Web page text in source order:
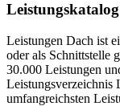
Leistungen Dach ist
oder als Schnittstelle
30.000 Leistungen
Leistungsverzeichnis
umfangreichsten